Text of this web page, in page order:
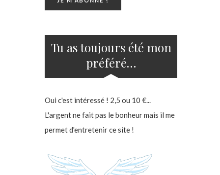
Tu as toujours été mon
préféré…
Oui c'est intéressé ! 2,5 ou 10 €...
L'argent ne fait pas le bonheur mais il me
permet d'entretenir ce site !